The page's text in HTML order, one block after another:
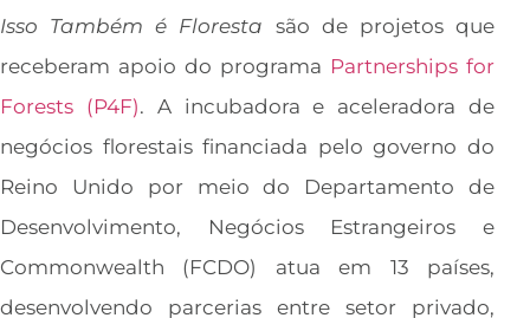
Isso Também é Floresta são de projetos que
receberam apoio do programa Partnerships for
Forests (P4F). A incubadora e aceleradora de
negócios florestais financiada pelo governo do
Reino Unido por meio do Departamento de
Desenvolvimento, Negócios Estrangeiros e
Commonwealth (FCDO) atua em 13 países,
desenvolvendo parcerias entre setor privado,